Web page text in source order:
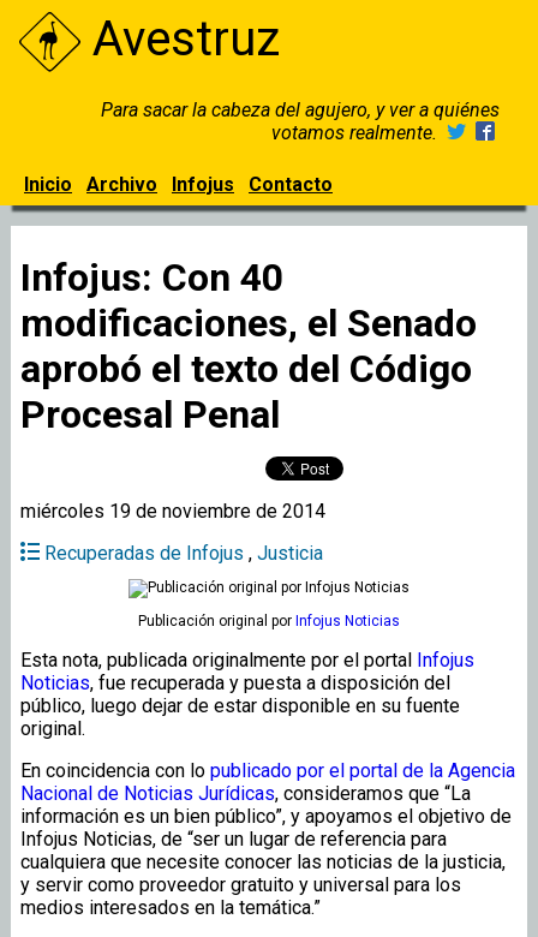
Avestruz
Para sacar la cabeza del agujero, y ver a quiénes
votamos realmente.
Inicio Archivo Infojus Contacto
Infojus: Con 40
modificaciones, el Senado
aprobó el texto del Código
Procesal Penal
miércoles 19 de noviembre de 2014
Recuperadas de Infojus , Justicia
Publicación original por Infojus Noticias
Esta nota, publicada originalmente por el portal Infojus
Noticias, fue recuperada y puesta a disposición del
público, luego dejar de estar disponible en su fuente
original.
En coincidencia con lo publicado por el portal de la Agencia
Nacional de Noticias Jurídicas, consideramos que “La
información es un bien público”, y apoyamos el objetivo de
Infojus Noticias, de “ser un lugar de referencia para
cualquiera que necesite conocer las noticias de la justicia,
y servir como proveedor gratuito y universal para los
medios interesados en la temática.”